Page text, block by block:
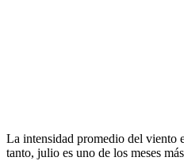
La intensidad promedio del viento
tanto, julio es uno de los meses